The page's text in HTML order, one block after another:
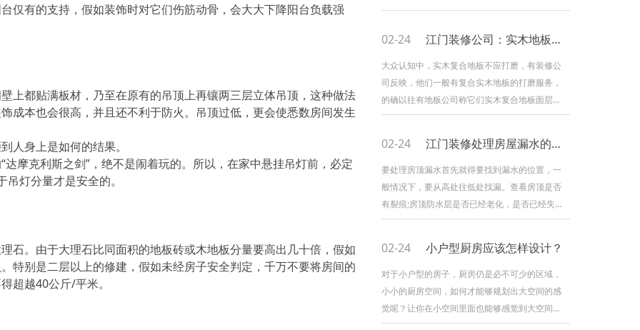
仅有的支持，假如装饰时对它们伤筋动骨，会大大下降阳台负载强
上都贴满板材，乃至在原有的吊顶上再镶两三层立体吊顶，这种做法
成本也会很高，并且还不利于防火。吊顶过低，更会使悉数房间发生
人身上是如何的结果。
摩克利斯之剑”，绝不是闹着玩的。所以，在家中悬挂吊灯前，必定
灯分量才是安全的。
石。由于大理石比同面积的地板砖或木地板分量要高出几十倍，假如
特别是二层以上的修建，假如未经房子安全判定，千万不要将房间的
超越40公斤/平米。
的原料、品种有纷歧样的要求，只要坚持协调性
贵的。 2、 装修不加约束。适当的装修可以
提高美观性，营建良好的气氛和环境，然而过度
的装修就拔苗助长。比如说墙面挂太多相框或字
画、电视柜或博古架上摆放太多的饰品及陈列品
等，都会显得家里很
02-24 江门装修公司：实木地板可否打磨
大众认知中，实木复合地板不应打磨，有装修公
司反映，他们一般有复合实木地板的打磨服务，
的确以往有地板公司称它们实木复合地板面层的
实木有4mm厚，因此起码能够打磨一至两
木，所以能够打磨，那为何大家认为实木复合地
板不应打磨？又为什么不建议大家打磨呢？因为
如果需要打磨的话有很多考虑因素。 1. 考虑
打磨地板公司质素 实木复合地板只有面层的
实木成份适合打磨，所以需
02-24 江门装修处理房屋漏水的方法
要处理房顶漏水首先就得要找到漏水的位置，一
般情况下，要从高处往低处找漏。查看房顶是否
有裂痕;房顶防水层是否已经老化，是否已经失去
防水效果;防水卷材是否进入气泡，此外，还要查
需要水泥沙凿开成V字形，之后用防水材料刷，刷
完后需要再过一层水泥沙，注意面积要够大厚度
要够高。在水泥沙的边缘用界机界一条槽，这样
会粘得牢固。 如果不能找到漏水点，建议重
新做防水，做的时
02-24 小户型厨房应该怎样设计？
对于小户型的房子，厨房仍是必不可少的区域，
小小的厨房空间，如何才能够规划出大空间的感
觉呢？让你在小空间里面也能够感觉到大空间的
感觉。有了好心境，然后也就能够装修出美感的